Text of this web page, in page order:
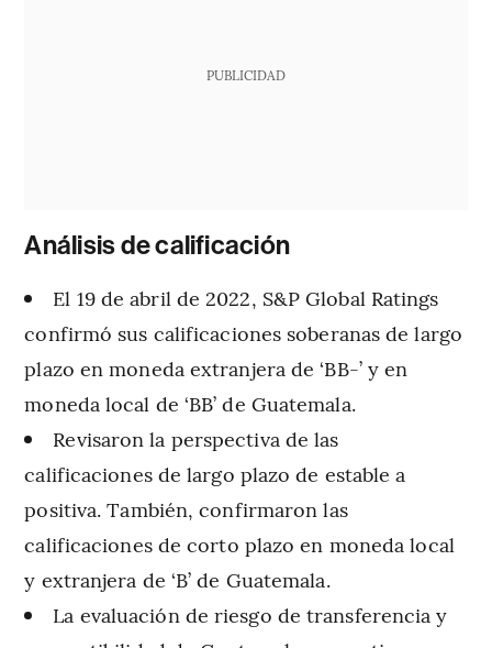
PUBLICIDAD
Análisis de calificación
El 19 de abril de 2022, S&P Global Ratings
confirmó sus calificaciones soberanas de largo
plazo en moneda extranjera de ‘BB-’ y en
moneda local de ‘BB’ de Guatemala.
Revisaron la perspectiva de las
calificaciones de largo plazo de estable a
positiva. También, confirmaron las
calificaciones de corto plazo en moneda local
y extranjera de ‘B’ de Guatemala.
La evaluación de riesgo de transferencia y